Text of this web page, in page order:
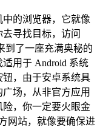
中的浏览器，它就像
寻找目标，访问
到了一座充满奥秘的
用于 Android 系统
，由于安卓系统具
场，从非官方应用
，你一定要火眼金
网站，就像要确保进